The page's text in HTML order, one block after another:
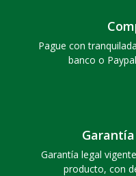
Pague con
banco o
Garantía legal
producto, con